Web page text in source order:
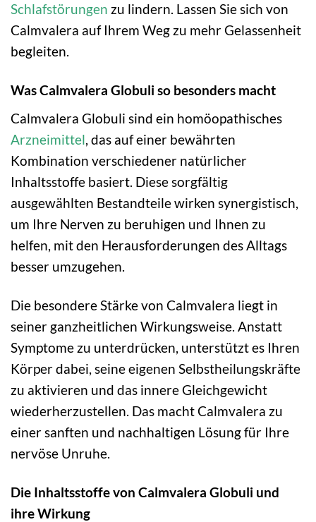
Schlafstörungen zu lindern. Lassen Sie sich von
Calmvalera auf Ihrem Weg zu mehr Gelassenheit
begleiten.
Was Calmvalera Globuli so besonders macht
Calmvalera Globuli sind ein homöopathisches
Arzneimittel, das auf einer bewährten
Kombination verschiedener natürlicher
Inhaltsstoffe basiert. Diese sorgfältig
ausgewählten Bestandteile wirken synergistisch,
um Ihre Nerven zu beruhigen und Ihnen zu
helfen, mit den Herausforderungen des Alltags
besser umzugehen.
Die besondere Stärke von Calmvalera liegt in
seiner ganzheitlichen Wirkungsweise. Anstatt
Symptome zu unterdrücken, unterstützt es Ihren
Körper dabei, seine eigenen Selbstheilungskräfte
zu aktivieren und das innere Gleichgewicht
wiederherzustellen. Das macht Calmvalera zu
einer sanften und nachhaltigen Lösung für Ihre
nervöse Unruhe.
Die Inhaltsstoffe von Calmvalera Globuli und
ihre Wirkung